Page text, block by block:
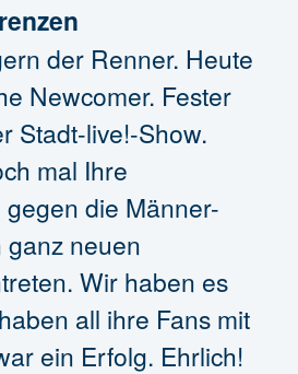
der Renner. Heute
Newcomer. Fester
Stadt-live!-Show.
mal Ihre
die Männer-
ganz neuen
Wir haben es
all ihre Fans mit
ein Erfolg. Ehrlich!